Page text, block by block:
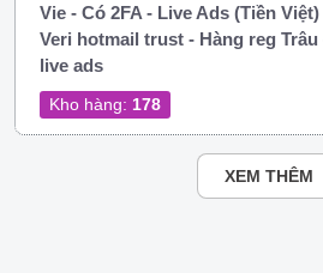
Vie - Có 2FA - Live Ads (Tiền Việt)
Veri hotmail trust - Hàng reg Trâu
live ads
Kho hàng: 178
XEM THÊM